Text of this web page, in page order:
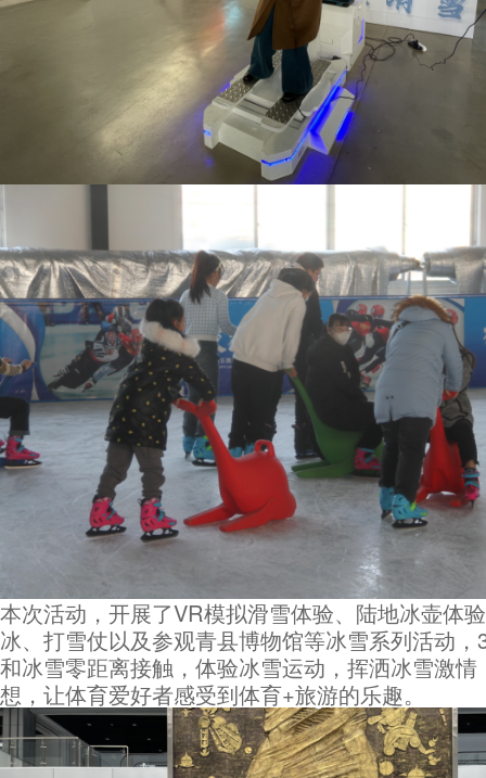
本次活动，开展了VR模拟滑雪体验、陆地冰壶体
冰、打雪仗以及参观青县博物馆等冰雪系列活动
和冰雪零距离接触，体验冰雪运动，挥洒冰雪激情
想，让体育爱好者感受到体育+旅游的乐趣。